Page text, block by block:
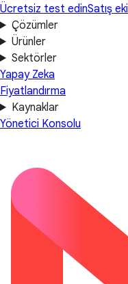
Ücretsiz test edinSatış
Çözümler
Ürünler
Sektörler
Yapay Zeka
Fiyatlandırma
Kaynaklar
Yönetici Konsolu